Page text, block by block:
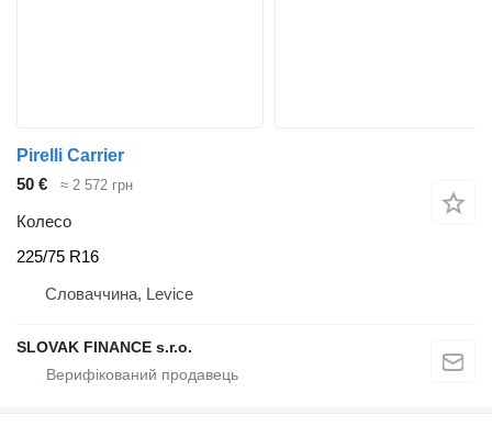
Pirelli Carrier
50 €
≈ 2 572 грн
Колесо
225/75 R16
Словаччина, Levice
SLOVAK FINANCE s.r.o.